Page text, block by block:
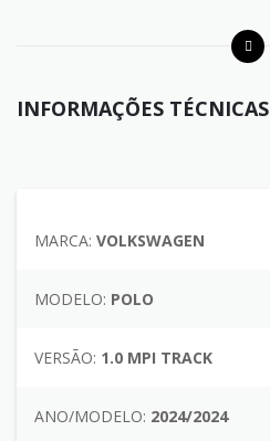
INFORMAÇÕES TÉCNICAS
MARCA: VOLKSWAGEN
MODELO: POLO
VERSÃO: 1.0 MPI TRACK
ANO/MODELO: 2024/2024